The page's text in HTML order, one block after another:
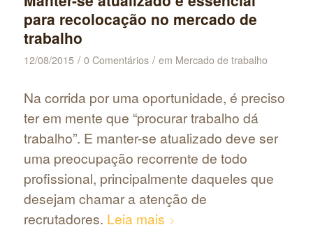
para recolocação no mercado de
trabalho
12/08/2015 / 0 Comentários / em Mercado de trabalho
Na corrida por uma oportunidade, é preciso
ter em mente que “procurar trabalho dá
trabalho”. E manter-se atualizado deve ser
uma preocupação recorrente de todo
profissional, principalmente daqueles que
desejam chamar a atenção de
recrutadores. Leia mais